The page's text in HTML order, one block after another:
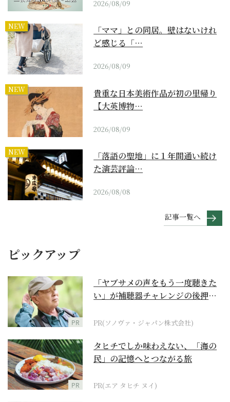
2026/08/09
NEW
「ママ」との同居。壁はないけれ
ど感じる「…
2026/08/09
NEW
貴重な日本美術作品が初の里帰り
【大英博物…
2026/08/09
NEW
「落語の聖地」に１年間通い続け
た演芸評論…
2026/08/08
記事一覧へ
ピックアップ
PR
「ヤブサメの声をもう一度聴きた
い」が補聴器チャレンジの後押し
PR(ソノヴァ・ジャパン株式会社)
PR
タヒチでしか味わえない、「海の
民」の記憶へとつながる旅
PR(エア タヒチ ヌイ)